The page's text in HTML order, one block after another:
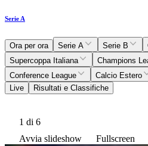
Serie A
Ora per ora Serie A Serie B
Supercoppa Italiana
Champions
Conference League
Calcio Estero
Live
Risultati e Classifiche
1 di 6
Avvia slideshow
Fullscreen